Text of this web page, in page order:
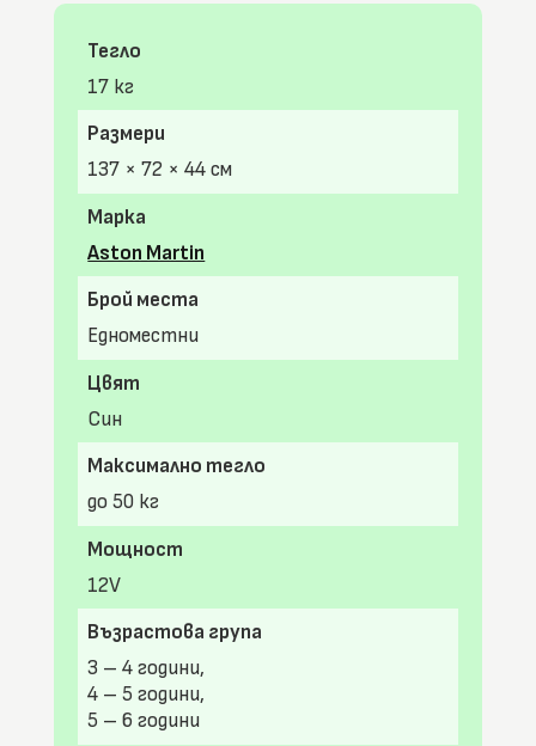
Тегло
17 кг
Размери
137 × 72 × 44 см
Марка
Aston Martin
Брой места
Едноместни
Цвят
Син
Максимално тегло
до 50 кг
Мощност
12V
Възрастова група
3 – 4 години,
4 – 5 години,
5 – 6 години